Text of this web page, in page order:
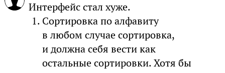
Интерфейс стал хуже.
Сортировка по алфавиту
в любом случае сортировка,
и должна себя вести как
остальные сортировки. Хотя бы